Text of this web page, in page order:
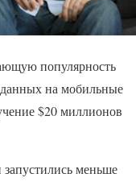
популярность
на мобильные
$20 миллионов
меньше